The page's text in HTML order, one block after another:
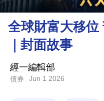
理
財
商
科
全球財富大移位
｜封面故事
經一編輯部
債券 Jun 1 2026